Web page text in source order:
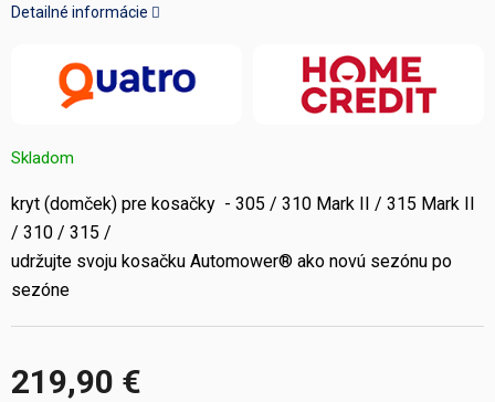
219,90 €
Skladom
kryt (domček) pre kosačky - 305 / 310 Mark II / 315 Mark II
/ 310 / 315 /
udržujte svoju kosačku Automower® ako novú sezónu po
sezóne
Detailné informácie